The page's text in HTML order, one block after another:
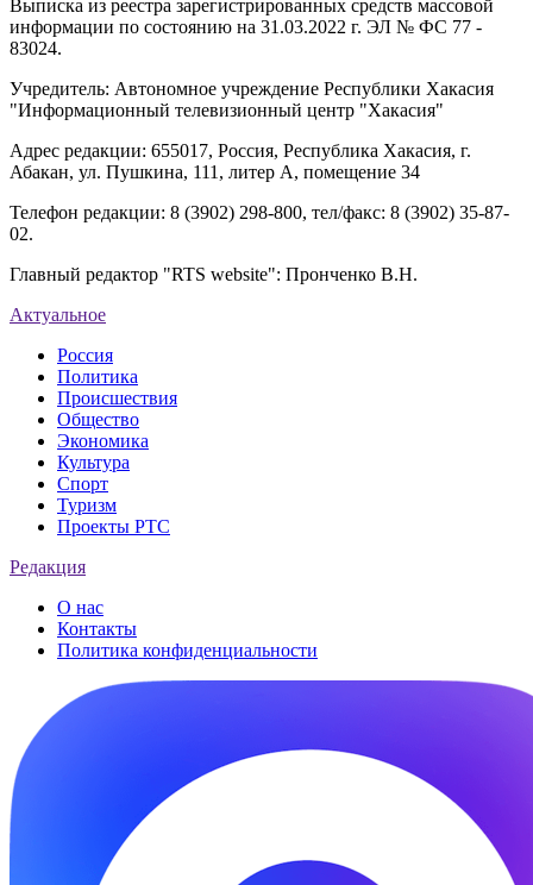
Выписка из реестра зарегистрированных средств массовой
информации по состоянию на 31.03.2022 г. ЭЛ № ФС 77 -
83024.
Учредитель: Автономное учреждение Республики Хакасия
"Информационный телевизионный центр "Хакасия"
Адрес редакции: 655017, Россия, Республика Хакасия, г.
Абакан, ул. Пушкина, 111, литер А, помещение 34
Телефон редакции: 8 (3902) 298-800, тел/факс: 8 (3902) 35-87-
02.
Главный редактор "RTS website": Пронченко В.Н.
Актуальное
Россия
Политика
Происшествия
Общество
Экономика
Культура
Спорт
Туризм
Проекты РТС
Редакция
О нас
Контакты
Политика конфиденциальности